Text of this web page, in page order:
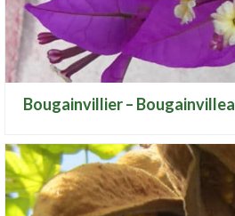
Bougainvillier – Bougainvillea